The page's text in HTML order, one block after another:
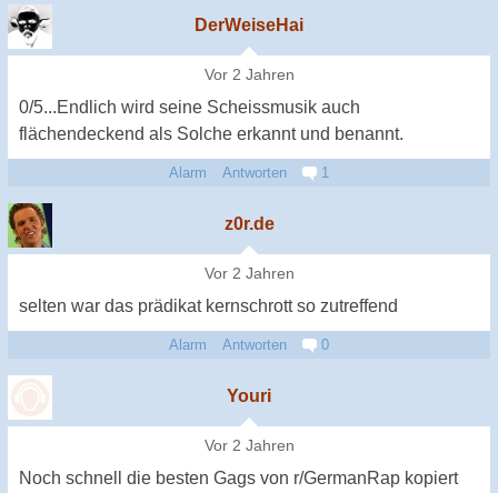
DerWeiseHai
Vor 2 Jahren
0/5...Endlich wird seine Scheissmusik auch
flächendeckend als Solche erkannt und benannt.
Alarm Antworten 1
z0r.de
Vor 2 Jahren
selten war das prädikat kernschrott so zutreffend
Alarm Antworten 0
Youri
Vor 2 Jahren
Noch schnell die besten Gags von r/GermanRap kopiert